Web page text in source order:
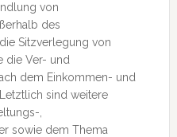
von
des
Sitzverlegung von
die Ver- und
dem Einkommen- und
sind weitere
,
sowie dem Thema